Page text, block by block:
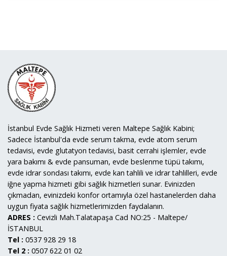
İstanbul Evde Sağlık Hizmeti veren Maltepe Sağlık Kabini;
Sadece İstanbul'da evde serum takma, evde atom serum
tedavisi, evde glutatyon tedavisi, basit cerrahi işlemler, evde
yara bakımı & evde pansuman, evde beslenme tüpü takımı,
evde idrar sondası takımı, evde kan tahlili ve idrar tahlilleri, evde
iğne yapma hizmeti gibi sağlık hizmetleri sunar. Evinizden
çıkmadan, evinizdeki konfor ortamıyla özel hastanelerden daha
uygun fiyata sağlık hizmetlerimizden faydalanın.
ADRES : Cevizli Mah.Talatapaşa Cad NO:25 - Maltepe/
İSTANBUL
Tel : 0537 928 29 18
Tel 2 : 0507 622 01 02